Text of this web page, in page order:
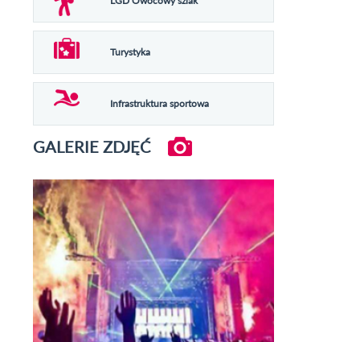
Turystyka
Infrastruktura sportowa
GALERIE ZDJĘĆ